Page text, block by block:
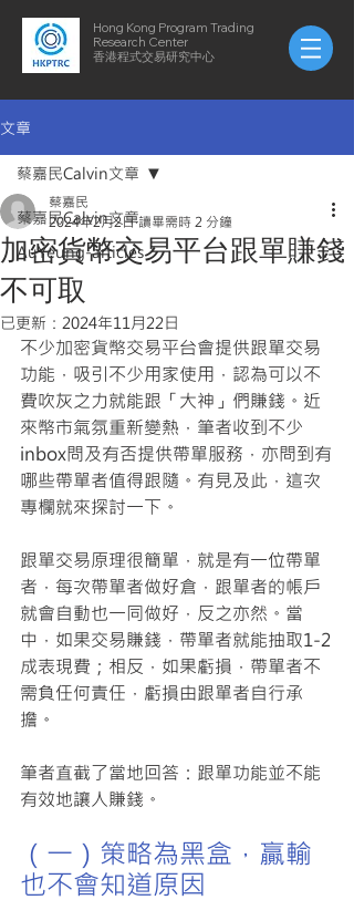
Hong Kong Program Trading
Research Center
​​香港程式交易研究中心
文章
蔡嘉民Calvin文章
AuYeung-articles
蔡嘉民Calvin文章
加密貨幣交易平台跟單賺錢
不可取
蔡嘉民
2024年2月2日 讀畢需時 2 分鐘
已更新： 2024年11月22日
不少加密貨幣交易平台會提供跟單交易
功能，吸引不少用家使用，認為可以不
費吹灰之力就能跟「大神」們賺錢。近
來幣市氣氛重新變熱，筆者收到不少
inbox問及有否提供帶單服務，亦問到有
哪些帶單者值得跟隨。有見及此，這次
專欄就來探討一下。
跟單交易原理很簡單，就是有一位帶單
者，每次帶單者做好倉，跟單者的帳戶
就會自動也一同做好，反之亦然。當
中，如果交易賺錢，帶單者就能抽取1-2
成表現費；相反，如果虧損，帶單者不
需負任何責任，虧損由跟單者自行承
擔。
筆者直截了當地回答：跟單功能並不能
有效地讓人賺錢。
（一）策略為黑盒，贏輸
也不會知道原因